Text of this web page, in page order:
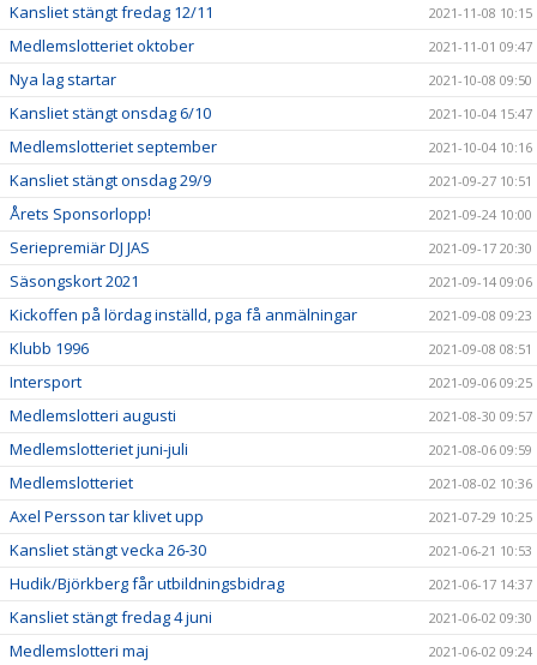
Kansliet stängt fredag 12/11 2021-11-08 10:15
Medlemslotteriet oktober 2021-11-01 09:47
Nya lag startar 2021-10-08 09:50
Kansliet stängt onsdag 6/10 2021-10-04 15:47
Medlemslotteriet september 2021-10-04 10:16
Kansliet stängt onsdag 29/9 2021-09-27 10:51
Årets Sponsorlopp! 2021-09-24 10:00
Seriepremiär DJ JAS 2021-09-17 20:30
Säsongskort 2021 2021-09-14 09:06
Kickoffen på lördag inställd, pga få anmälningar 2021-09-08 09:23
Klubb 1996 2021-09-08 08:51
Intersport 2021-09-06 09:25
Medlemslotteri augusti 2021-08-30 09:57
Medlemslotteriet juni-juli 2021-08-06 09:59
Medlemslotteriet 2021-08-02 10:36
Axel Persson tar klivet upp 2021-07-29 10:25
Kansliet stängt vecka 26-30 2021-06-21 10:53
Hudik/Björkberg får utbildningsbidrag 2021-06-17 14:37
Kansliet stängt fredag 4 juni 2021-06-02 09:30
Medlemslotteri maj 2021-06-02 09:24